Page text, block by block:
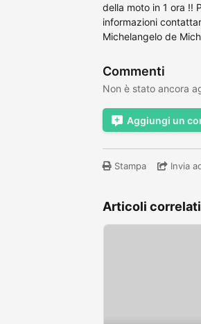
della moto in 1 ora !!
informazioni
Michelangelo de
Commenti
Non è stato ancora
Aggiungi un
Stampa Invia
Articoli correlati